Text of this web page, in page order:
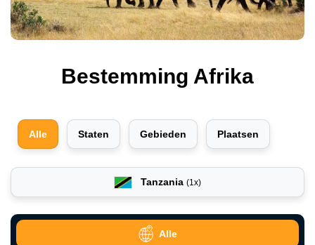
Bestemming Afrika
Alle Staten Gebieden Plaatsen
Tanzania (1x)
Alle